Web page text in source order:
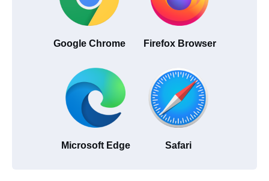
Google Chrome Firefox Browser
Microsoft Edge Safari